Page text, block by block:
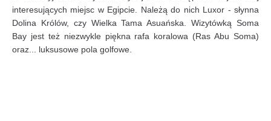
interesujących miejsc w Egipcie. Należą do nich Luxor - słynna
Dolina Królów, czy Wielka Tama Asuańska. Wizytówką Soma
Bay jest też niezwykle piękna rafa koralowa (Ras Abu Soma)
oraz... luksusowe pola golfowe.